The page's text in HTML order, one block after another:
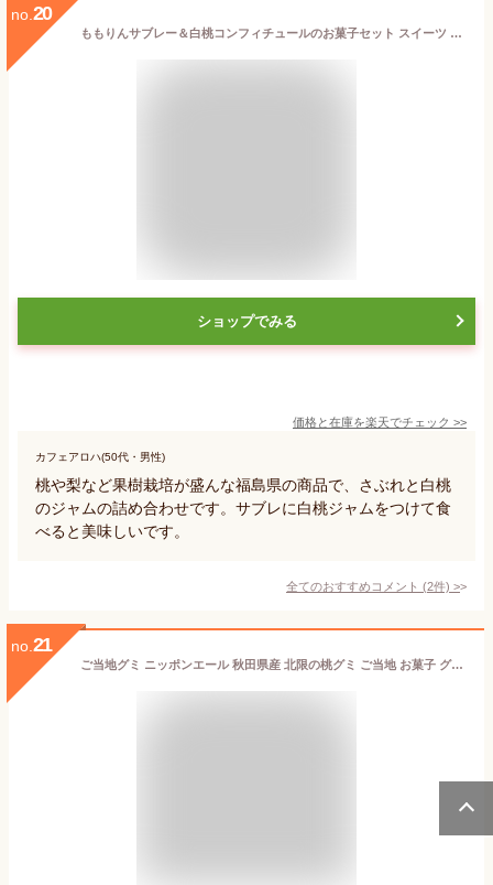
no. 20
ももりんサブレー＆白桃コンフィチュールのお菓子セット スイーツ 桃 福島
ショップでみる
価格と在庫を楽天でチェック >>
カフェアロハ(50代・男性)
桃や梨など果樹栽培が盛んな福島県の商品で、さぶれと白桃
のジャムの詰め合わせです。サブレに白桃ジャムをつけて食
べると美味しいです。
全てのおすすめコメント (2件) >
no. 21
ご当地グミ ニッポンエール 秋田県産 北限の桃グミ ご当地 お菓子 グルメ お土産 名産 果実グミ 全国農協食品